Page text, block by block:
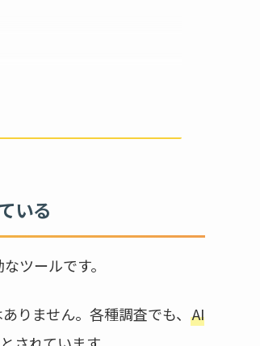
いる
ツールです。
りません。各種調査でも、 AI